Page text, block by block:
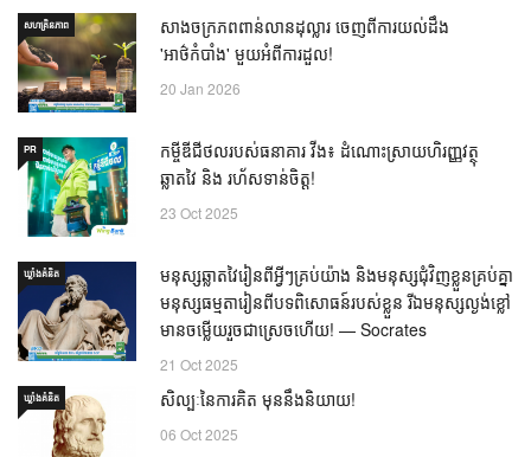
សហគ្រិនភាព
សាងចក្រភពពាន់លានដុល្លារ ចេញពីការយល់ដឹង
'អាថ៌កំបាំង' មួយអំពីការដួល!
20 Jan 2026
PR
កម្ចីឌីជីថលរបស់ធនាគារ វីង៖ ដំណោះស្រាយហិរញ្ញវត្ថុ
ឆ្លាតវៃ និង រហ័សទាន់ចិត្ត!
23 Oct 2025
ឃ្លាំង​គំនិត
មនុស្សឆ្លាតវៃរៀនពីអ្វីៗគ្រប់យ៉ាង និងមនុស្សជុំវិញខ្លួនគ្រប់គ្នា
មនុស្សធម្មតារៀនពីបទពិសោធន៍របស់ខ្លួន រីឯមនុស្សល្ងង់ខ្លៅ
មានចម្លើយរួចជាស្រេចហើយ! — Socrates
21 Oct 2025
ឃ្លាំង​គំនិត សិល្បៈនៃការគិត មុននឹងនិយាយ!
06 Oct 2025